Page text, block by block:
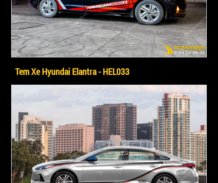
Tem Xe Hyundai Elantra - HEL033